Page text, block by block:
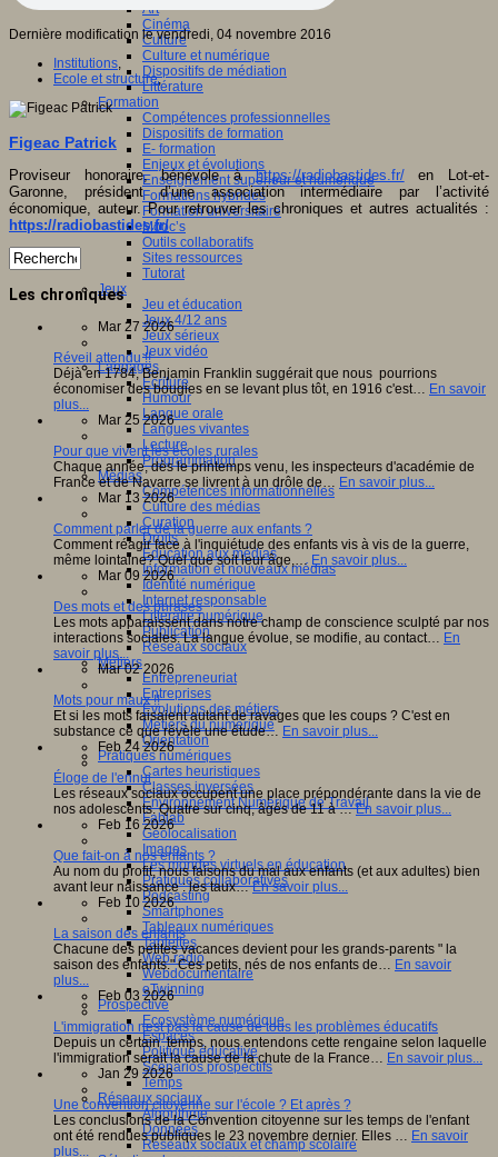
Art
Cinéma
Culture
Culture et numérique
Dispositifs de médiation
Littérature
Formation
Compétences professionnelles
Dispositifs de formation
E- formation
Enjeux et évolutions
Enseignement supérieur et numérique
Formations hybrides
Formation universitaire
Mooc’s
Outils collaboratifs
Sites ressources
Tutorat
Jeux
Jeu et éducation
Jeux 4/12 ans
Jeux sérieux
Jeux vidéo
Langages
Ecriture
Humour
Langue orale
Langues vivantes
Lecture
Programmation
Médias
Compétences informationnelles
Culture des médias
Curation
Droits
Education aux médias
Information et nouveaux médias
Identité numérique
Internet responsable
Littératie numérique
Publication
Réseaux sociaux
Métiers
Entrepreneuriat
Entreprises
Evolutions des métiers
Métiers du numérique
Orientation
Pratiques numériques
Cartes heuristiques
Classes inversées
Environnement Numérique de Travail
Fablab
Géolocalisation
Images
Les mondes virtuels en éducation
Pratiques collaboratives
Podcasting
Smartphones
Tableaux numériques
Tablettes
Web radio
Webdocumentaire
eTwinning
Prospective
Ecosystème numérique
Espaces
Politique éducative
Scénarios prospectifs
Temps
Réseaux sociaux
Algorithme
Données
Réseaux sociaux et champ scolaire
Dernière modification le vendredi, 04 novembre 2016
Institutions,
Ecole et structure,
Figeac Patrick
Proviseur honoraire, bénévole àhttps://radiobastides.fr/en Lot-et-
Garonne, président d’une association intermédiaire par l’activité
économique, auteur. Pour retrouver les chroniques et autres actualités :
https://radiobastides.fr/
Les chroniques
Mar 27 2026
Réveil attendu !!
Déjà en 1784, Benjamin Franklin suggérait que nous pourrions
économiser des bougies en se levant plus tôt, en 1916 c'est… En savoir
plus...
Mar 25 2026
Pour que vivent les écoles rurales
Chaque année, dès le printemps venu, les inspecteurs d'académie de
France et de Navarre se livrent à un drôle de… En savoir plus...
Mar 13 2026
Comment parler de la guerre aux enfants ?
Comment réagir face à l'inquiétude des enfants vis à vis de la guerre,
même lointaine? Quel que soit leur âge,… En savoir plus...
Mar 09 2026
Des mots et des phrases
Les mots apparaissent dans notre champ de conscience sculpté par nos
interactions sociales. La langue évolue, se modifie, au contact… En
savoir plus...
Mar 02 2026
Mots pour maux !!
Et si les mots faisaient autant de ravages que les coups ? C'est en
substance ce que révèle une étude… En savoir plus...
Feb 24 2026
Éloge de l'ennui
Les réseaux sociaux occupent une place prépondérante dans la vie de
nos adolescents. Quatre sur cinq, âgés de 11 à …En savoir plus...
Feb 16 2026
Que fait-on à nos enfants ?
Au nom du profit, nous faisons du mal aux enfants (et aux adultes) bien
avant leur naissance : les taux…En savoir plus...
Feb 10 2026
La saison des enfants
Chacune des petites vacances devient pour les grands-parents " la
saison des enfants." Ces petits, nés de nos enfants de… En savoir
plus...
Feb 03 2026
L'immigration nest pas la cause de tous les problèmes éducatifs
Depuis un certain temps, nous entendons cette rengaine selon laquelle
l'immigration serait la cause de la chute de la France… En savoir plus...
Jan 29 2026
Une convention citoyenne sur l'école ? Et après ?
Les conclusions de la Convention citoyenne sur les temps de l'enfant
ont été rendues publiques le 23 novembre dernier. Elles … En savoir
plus...